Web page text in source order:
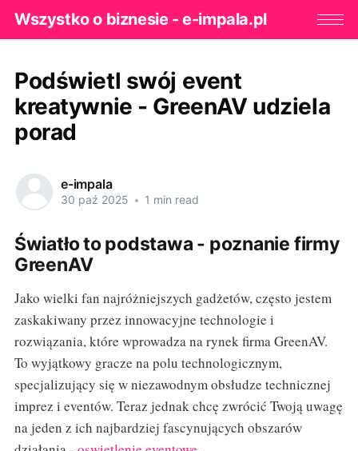
Wszystko o biznesie - e-impala.pl
Podświetl swój event
kreatywnie - GreenAV udziela
porad
e-impala
30 paź 2025 • 1 min read
Światło to podstawa - poznanie firmy
GreenAV
Jako wielki fan najróżniejszych gadżetów, często jestem
zaskakiwany przez innowacyjne technologie i
rozwiązania, które wprowadza na rynek firma GreenAV.
To wyjątkowy gracze na polu technologicznym,
specjalizujący się w niezawodnym obsłudze technicznej
imprez i eventów. Teraz jednak chcę zwrócić Twoją uwagę
na jeden z ich najbardziej fascynujących obszarów